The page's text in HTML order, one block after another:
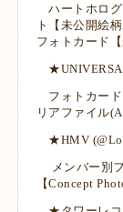
ハートホログ
ト【未公開絵
フォトカード
フォトカード
リアファイル
★HMV
メンバー別フ
【Concept